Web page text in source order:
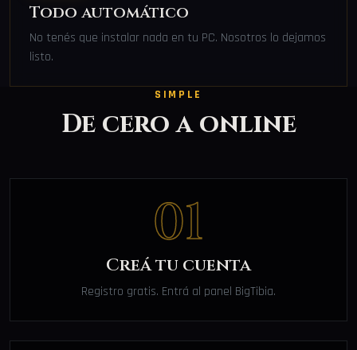
Todo automático
No tenés que instalar nada en tu PC. Nosotros lo dejamos
listo.
SIMPLE
De cero a online
01
Creá tu cuenta
Registro gratis. Entrá al panel BigTibia.